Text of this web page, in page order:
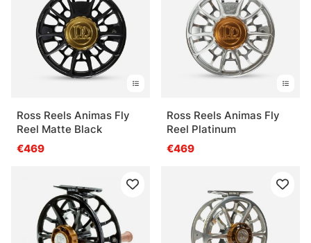
Ross Reels Animas Fly
Reel Matte Black
€469
Ross Reels Animas Fly
Reel Platinum
€469